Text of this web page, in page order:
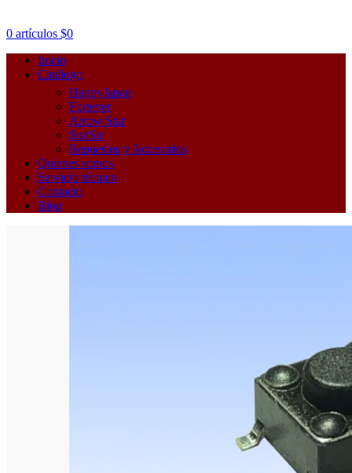
0 artículos $0
Inicio
Catálogo
HappyJapan
Fortever
Arrow Star
SunSir
Repuestos y Accesorios
Quienes somos
Servicio técnico
Contacto
Blog